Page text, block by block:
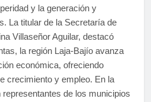
y la generación y
La titular de la Secretaría de
Villaseñor Aguilar, destacó
la región Laja-Bajío avanza
económica, ofreciendo
crecimiento y empleo. En la
de los municipios